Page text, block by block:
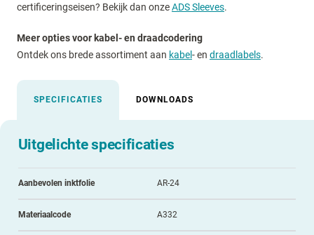
certificeringseisen? Bekijk dan onzeADS Sleeves.
Meer opties voor kabel- en draadcodering
Ontdek ons brede assortiment aan kabel- en draadlabels.
SPECIFICATIES DOWNLOADS
Uitgelichte specificaties
Aanbevolen inktfolie AR-24
Materiaalcode A332